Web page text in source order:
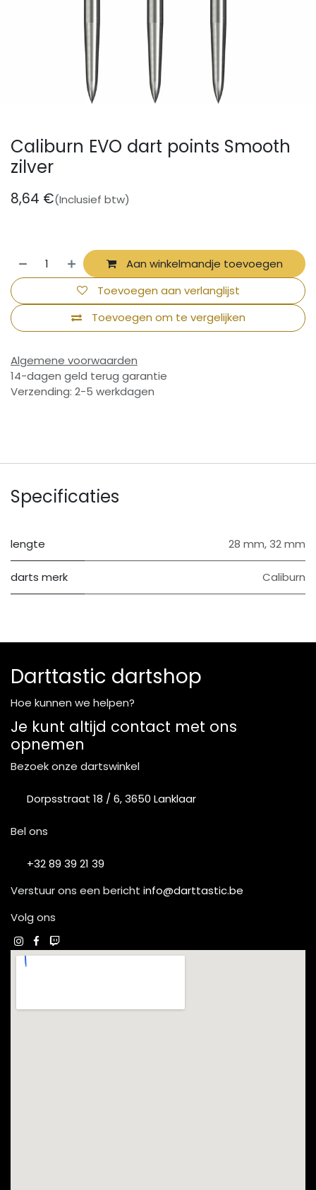
Caliburn EVO dart points Smooth
zilver
8,64 €(Inclusief btw)
Aan winkelmandje toevoegen
Toevoegen om te vergelijken
Toevoegen aan verlanglijst
Algemene voorwaarden
14-dagen geld terug garantie
Verzending: 2-5 werkdagen
Specificaties
lengte 28 mm,32 mm
darts merk Caliburn
Darttastic dartshop
Hoe kunnen we helpen?
Je kunt altijd contact met ons
opnemen
Bezoek onze dartswinkel
Dorpsstraat 18 / 6, 3650 Lanklaar
Bel ons
+32 89 39 21 39
Verstuur ons een bericht info@darttastic.be
Volg ons